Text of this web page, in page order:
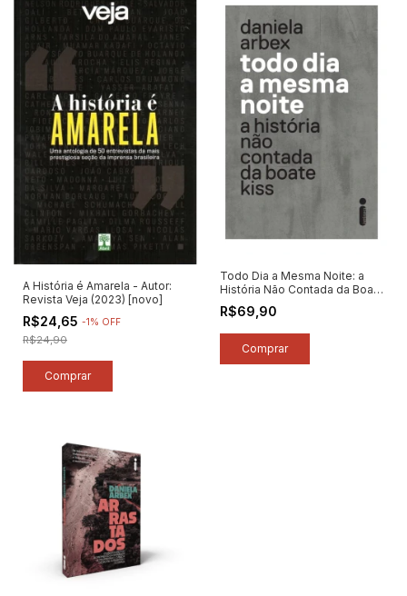
A História é Amarela - Autor:
Revista Veja (2023) [novo]
R$24,65 -1% OFF
R$24,90
Todo Dia a Mesma Noite: a
História Não Contada da Boate
Kiss - Autor: Daniela Arbex
(2023) [novo]
R$69,90